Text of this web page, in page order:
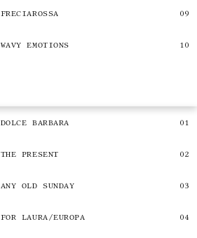
FRECIAROSSA
WAVY EMOTIONS
DOLCE BARBARA
THE PRESENT
ANY OLD SUNDAY
FOR LAURA/EUROPA